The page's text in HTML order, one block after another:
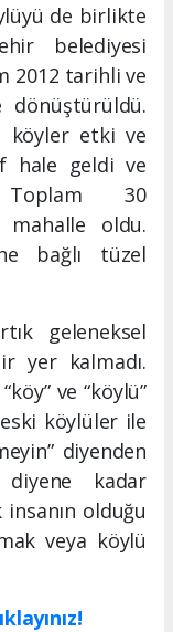
de birlikte
belediyesi
2012 tarihli ve
dönüştürüldü.
köyler etki ve
hale geldi ve
Toplam 30
mahalle oldu.
bağlı tüzel
geleneksel
yer kalmadı.
ve “köylü”
köylüler ile
diyenden
kadar
olduğu
veya köylü